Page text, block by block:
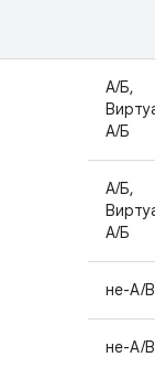
А/Б,
А/Б
А/Б,
А/Б
не-A/B
не-A/B